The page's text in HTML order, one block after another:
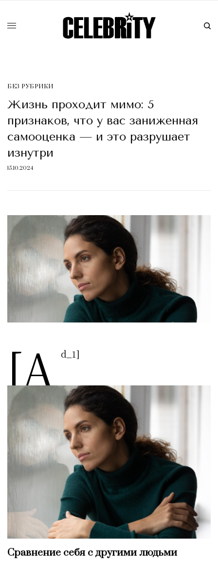
БЕЗ РУБРИКИ
Жизнь проходит мимо: 5
признаков, что у вас заниженная
самооценка — и это разрушает
изнутри
15.10.2024
[a d_1]
Сравнение себя с другими людьми